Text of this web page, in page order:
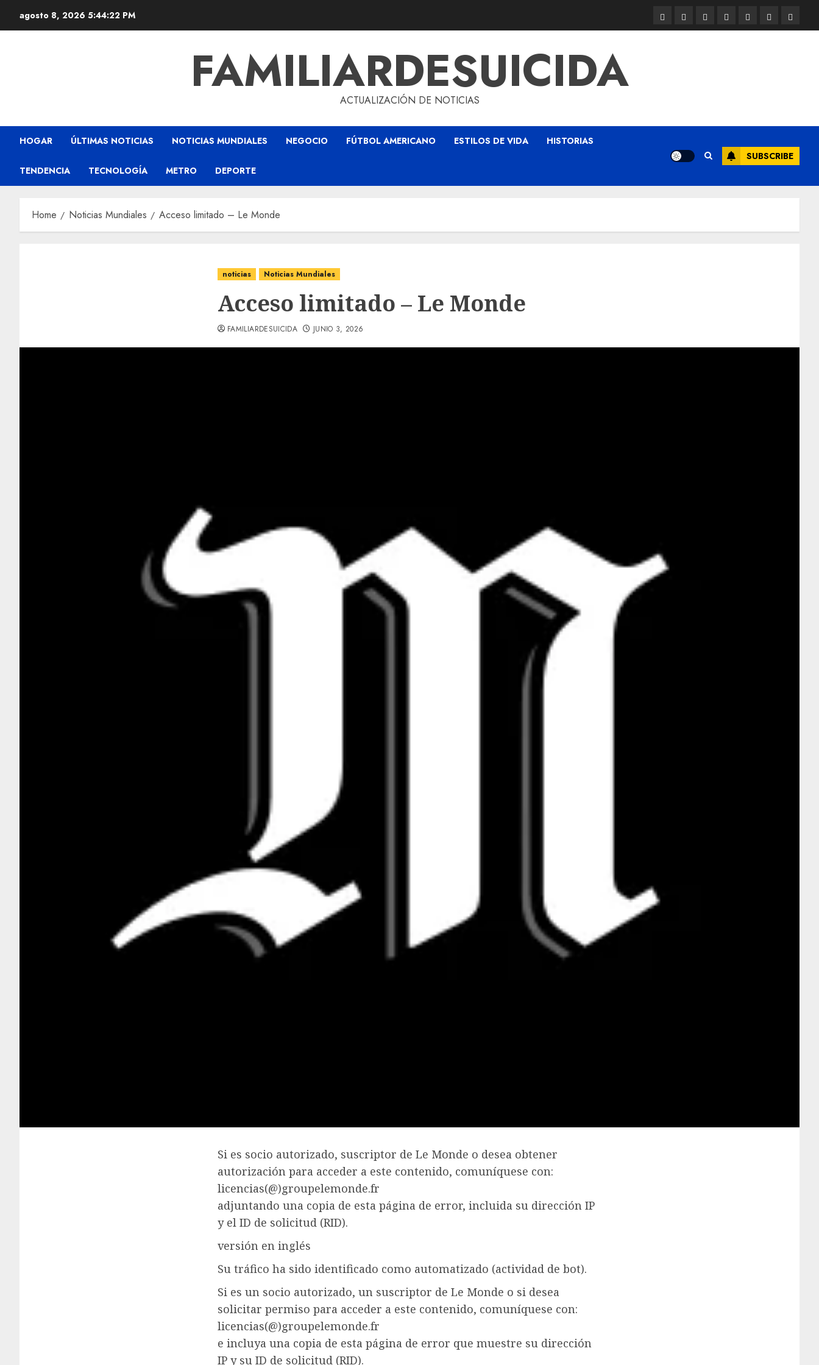
agosto 8, 2026 5:44:22 PM
FAMILIARDESUICIDA
ACTUALIZACIÓN DE NOTICIAS
HOGAR ÚLTIMAS NOTICIAS NOTICIAS MUNDIALES NEGOCIO FÚTBOL AMERICANO ESTILOS DE VIDA HISTORIAS
TENDENCIA TECNOLOGÍA METRO DEPORTE
SUBSCRIBE
Home Noticias Mundiales Acceso limitado – Le Monde
noticias Noticias Mundiales
Acceso limitado – Le Monde
FAMILIARDESUICIDA JUNIO 3, 2026
Si es socio autorizado, suscriptor de Le Monde o desea obtener
autorización para acceder a este contenido, comuníquese con:
licencias(@)groupelemonde.fr
adjuntando una copia de esta página de error, incluida su dirección IP
y el ID de solicitud (RID).
versión en inglés
Su tráfico ha sido identificado como automatizado (actividad de bot).
Si es un socio autorizado, un suscriptor de Le Monde o si desea
solicitar permiso para acceder a este contenido, comuníquese con:
licencias(@)groupelemonde.fr
e incluya una copia de esta página de error que muestre su dirección
IP y su ID de solicitud (RID).